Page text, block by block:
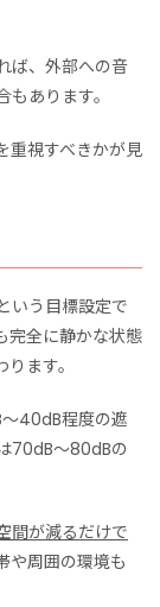
ば、外部への音
あります。
重視すべきかが見
いう目標設定で
完全に静かな状態
ます。
40dB程度の遮
70dB〜80dBの
間が減るだけで
や周囲の環境も